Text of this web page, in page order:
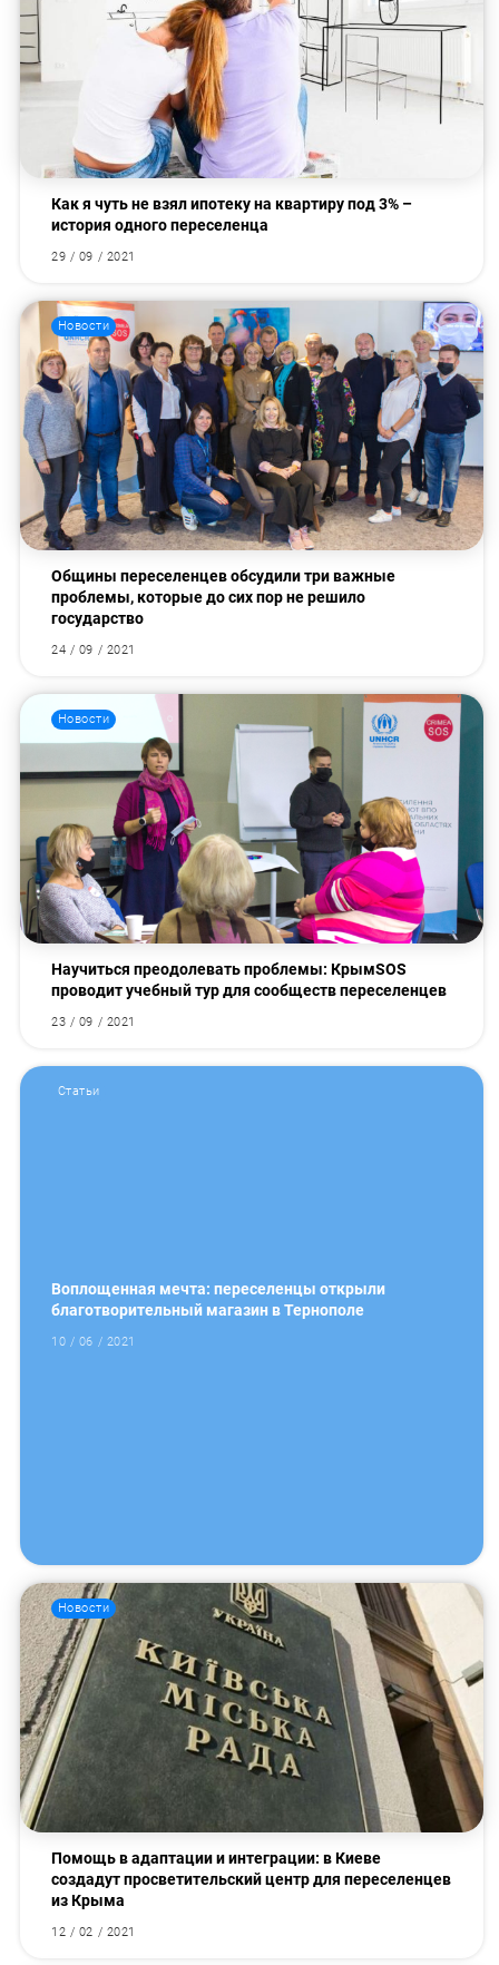
Искать:
Как я чуть не взял ипотеку на квартиру под 3% –
история одного переселенца
29 / 09 / 2021
Новости
Общины переселенцев обсудили три важные
проблемы, которые до сих пор не решило
государство
24 / 09 / 2021
Новости
Научиться преодолевать проблемы: КрымSOS
проводит учебный тур для сообществ переселенцев
23 / 09 / 2021
Статьи
Воплощенная мечта: переселенцы открыли
благотворительный магазин в Тернополе
10 / 06 / 2021
Новости
Помощь в адаптации и интеграции: в Киеве
создадут просветительский центр для переселенцев
из Крыма
12 / 02 / 2021